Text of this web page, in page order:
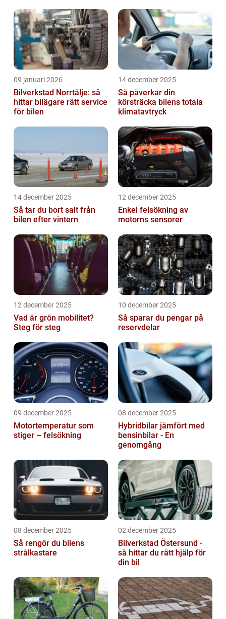
09 januari 2026
Bilverkstad Norrtälje: så
hittar bilägare rätt service
för bilen
14 december 2025
Så påverkar din
körsträcka bilens totala
klimatavtryck
14 december 2025
Så tar du bort salt från
bilen efter vintern
12 december 2025
Enkel felsökning av
motorns sensorer
12 december 2025
Vad är grön mobilitet?
Steg för steg
10 december 2025
Så sparar du pengar på
reservdelar
09 december 2025
Motortemperatur som
stiger – felsökning
08 december 2025
Hybridbilar jämfört med
bensinbilar - En
genomgång
08 december 2025
Så rengör du bilens
strålkastare
02 december 2025
Bilverkstad Östersund -
så hittar du rätt hjälp för
din bil